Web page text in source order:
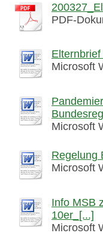
PDF-
Microsoft
Microsoft
Regelung
Microsoft
Info MSB
10er_[...]
Microsoft